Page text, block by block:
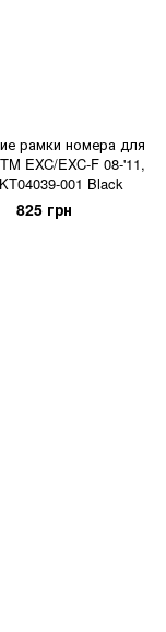
рамки номера для
EXC/EXC-F 08-'11,
001 Black
825 грн